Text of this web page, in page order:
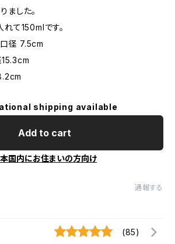
ました。
て150mlです。
径 7.5cm
shipping available
Add to cart
国内にお住まいの方向け
通報する
(85)